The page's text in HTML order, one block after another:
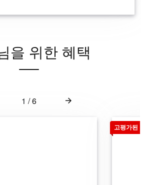
을 위한 혜택
1 /6
고평가된